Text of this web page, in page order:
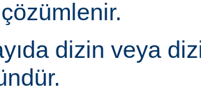
dizin veya